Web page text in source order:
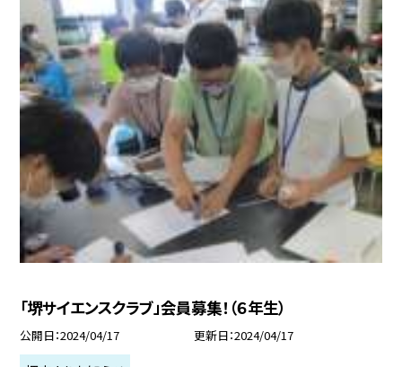
「堺サイエンスクラブ」会員募集！（６年生）
公開日 2024/04/17 更新日 2024/04/17